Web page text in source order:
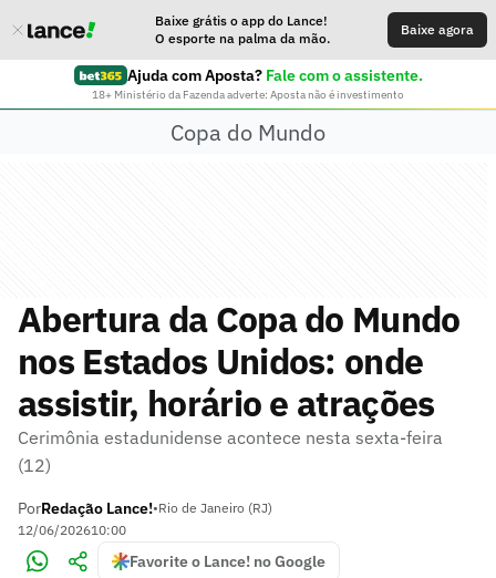
Baixe grátis o app do Lance!
O esporte na palma da mão.
Baixe agora
Ajuda com Aposta? Fale com o assistente.
18+ Ministério da Fazenda adverte: Aposta não é investimento
Copa do Mundo
Abertura da Copa do Mundo
nos Estados Unidos: onde
assistir, horário e atrações
Cerimônia estadunidense acontece nesta sexta-feira
(12)
PorRedação Lance!•Rio de Janeiro (RJ)
12/06/202610:00
Favorite o Lance! no Google